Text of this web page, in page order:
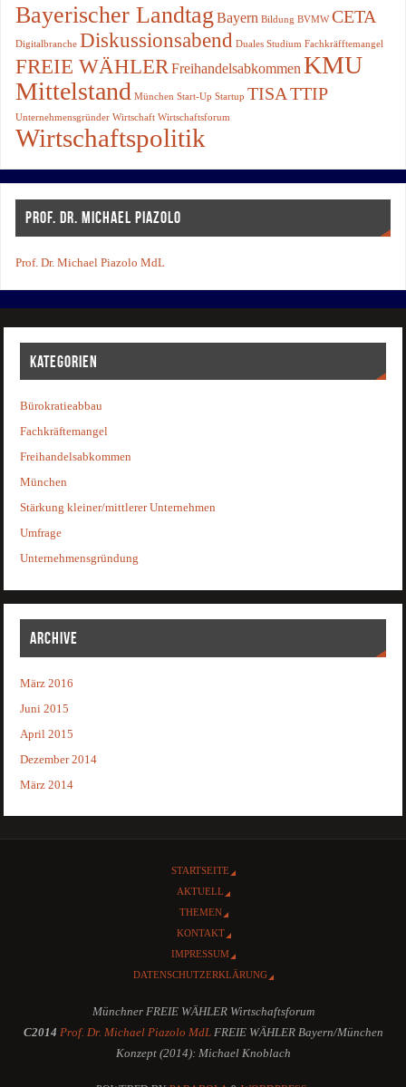
Bayerischer Landtag Bayern Bildung BVMW CETA
Digitalbranche Diskussionsabend Duales Studium Fachkräfftemangel
FREIE WÄHLER FreihandelsabkommenKMU
Mittelstand München Start-Up Startup TISATTIP
Unternehmensgründer Wirtschaft Wirtschaftsforum
Wirtschaftspolitik
PROF. DR. MICHAEL PIAZOLO
Prof. Dr. Michael Piazolo MdL
KATEGORIEN
Bürokratieabbau
Fachkräftemangel
Freihandelsabkommen
München
Stärkung kleiner/mittlerer Unternehmen
Umfrage
Unternehmensgründung
ARCHIVE
März 2016
Juni 2015
April 2015
Dezember 2014
März 2014
STARTSEITE
AKTUELL
THEMEN
KONTAKT
IMPRESSUM
DATENSCHUTZERKLÄRUNG
Münchner FREIE WÄHLER Wirtschaftsforum
C2014 Prof. Dr. Michael Piazolo MdLFREIE WÄHLER Bayern/München
Konzept (2014): Michael Knoblach